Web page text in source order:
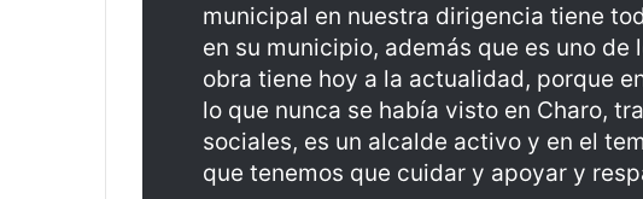
municipal en nuestra dirigencia tiene
en su municipio, además que es uno
obra tiene hoy a la actualidad, porque
lo que nunca se había visto en Charo,
sociales, es un alcalde activo y en el
que tenemos que cuidar y apoyar y